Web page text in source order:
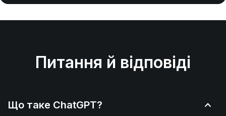
Питання й відповіді
Що таке ChatGPT?